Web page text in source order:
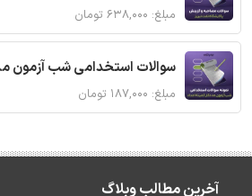
مبلغ: ۶۳۸,۰۰۰ تومان
سوالات استخدامی شب آزمون
مبلغ: ۱۸۷,۰۰۰ تومان
آخرین مطالب وبلاگ